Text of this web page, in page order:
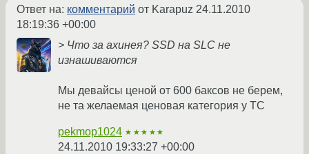
Ответ на: комментарий от Karapuz 24.11.2010
18:19:36 +00:00
> Что за ахинея? SSD на SLC не
изнашиваются
Мы девайсы ценой от 600 баксов не берем,
не та желаемая ценовая категория у ТС
pekmop1024 ★★★★★
24.11.2010 19:33:27 +00:00